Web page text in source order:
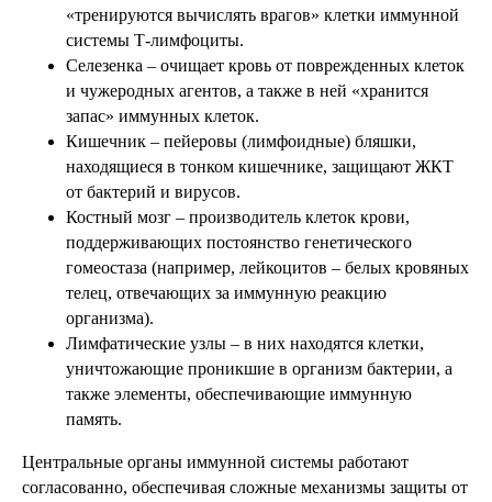
«тренируются вычислять врагов» клетки иммунной
системы Т-лимфоциты.
Селезенка – очищает кровь от поврежденных клеток
и чужеродных агентов, а также в ней «хранится
запас» иммунных клеток.
Кишечник – пейеровы (лимфоидные) бляшки,
находящиеся в тонком кишечнике, защищают ЖКТ
от бактерий и вирусов.
Костный мозг – производитель клеток крови,
поддерживающих постоянство генетического
гомеостаза (например, лейкоцитов – белых кровяных
телец, отвечающих за иммунную реакцию
организма).
Лимфатические узлы – в них находятся клетки,
уничтожающие проникшие в организм бактерии, а
также элементы, обеспечивающие иммунную
память.
Центральные органы иммунной системы работают
согласованно, обеспечивая сложные механизмы защиты от